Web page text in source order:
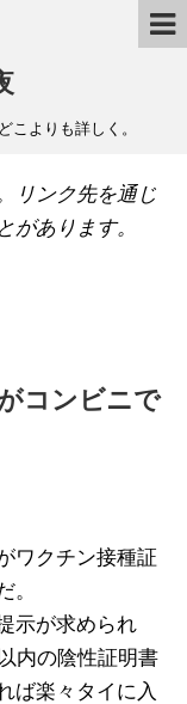
こよりも詳しく。
リンク先を通じ
があります。
コンビニで
ワクチン接種証
。
示が求められ
内の陰性証明書
ば楽々タイに入